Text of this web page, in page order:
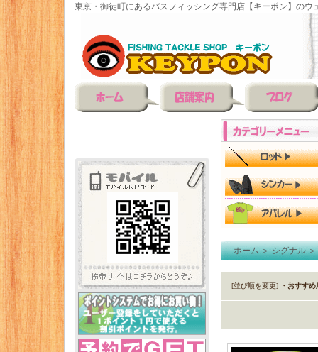
東京・御徒町にあるバスフィッシング専門店【キーポン】のウ
ホーム＞シグナル＞
[並び順を変更] ・おすすめ